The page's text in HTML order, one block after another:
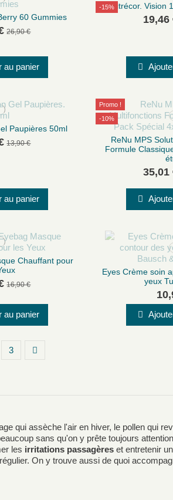
60 Gummies
26,90 €
au panier
-15%Vitrécor. Vision
19,46
Paupières 50ml
13,90 €
au panier
Promo !
-10%
ReNu MPS
Formule
35,01
Chauffant pour
16,90 €
au panier
Eyes Crème soin
yeux
3
qui assèche l'air en hiver, le pollen qui
sans qu'on y prête toujours
les irritations passagères et entretenir
On y trouve aussi de quoi